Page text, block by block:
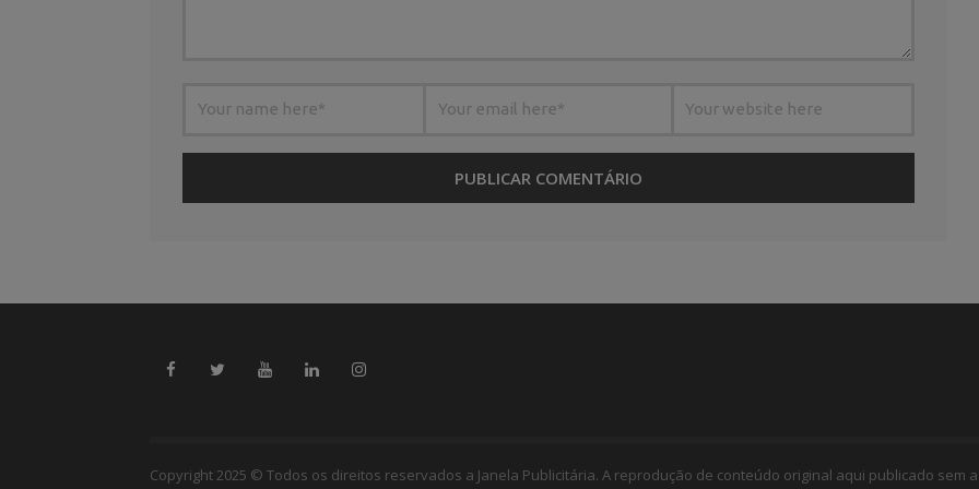
Copyright 2025 © Todos os direitos reservados a Janela Publicitária. A reprodução de conteúdo original aqui publicado